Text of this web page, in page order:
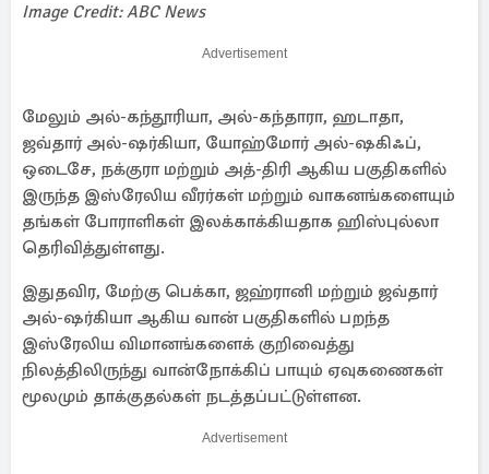
Image Credit: ABC News
Advertisement
மேலும் அல்-கந்தூரியா, அல்-கந்தாரா, ஹடாதா,
ஜவ்தார் அல்-ஷர்கியா, யோஹ்மோர் அல்-ஷகிஃப்,
ஒடைசே, நக்குரா மற்றும் அத்-திரி ஆகிய பகுதிகளில்
இருந்த இஸ்ரேலிய வீரர்கள் மற்றும் வாகனங்களையும்
தங்கள் போராளிகள் இலக்காக்கியதாக ஹிஸ்புல்லா
தெரிவித்துள்ளது.
இதுதவிர, மேற்கு பெக்கா, ஜஹ்ரானி மற்றும் ஜவ்தார்
அல்-ஷர்கியா ஆகிய வான் பகுதிகளில் பறந்த
இஸ்ரேலிய விமானங்களைக் குறிவைத்து
நிலத்திலிருந்து வான்நோக்கிப் பாயும் ஏவுகணைகள்
மூலமும் தாக்குதல்கள் நடத்தப்பட்டுள்ளன.
Advertisement